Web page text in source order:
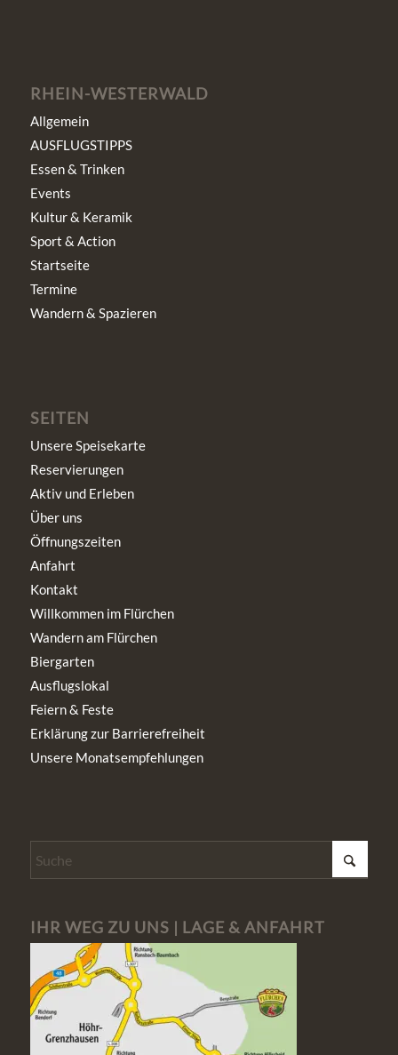
RHEIN-WESTERWALD
Allgemein
AUSFLUGSTIPPS
Essen & Trinken
Events
Kultur & Keramik
Sport & Action
Startseite
Termine
Wandern & Spazieren
SEITEN
Unsere Speisekarte
Reservierungen
Aktiv und Erleben
Über uns
Öffnungszeiten
Anfahrt
Kontakt
Willkommen im Flürchen
Wandern am Flürchen
Biergarten
Ausflugslokal
Feiern & Feste
Erklärung zur Barrierefreiheit
Unsere Monatsempfehlungen
IHR WEG ZU UNS | LAGE & ANFAHRT